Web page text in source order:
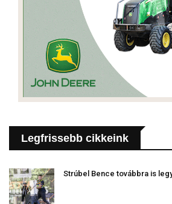
Legfrissebb cikkeink
Strúbel Bence továbbra is